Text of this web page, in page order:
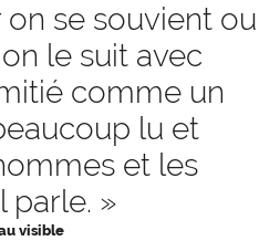
se souvient ou
le suit avec
comme un
lu et
et les
parle. »
visible